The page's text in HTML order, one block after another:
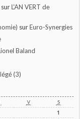
surL'AN VERT de
surEuro-Synergies
Baland
(3)
V S
1